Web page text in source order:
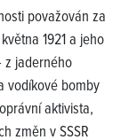
považován za
1921 a jeho
z jaderného
vodíkové bomby
aktivista,
změn v SSSR